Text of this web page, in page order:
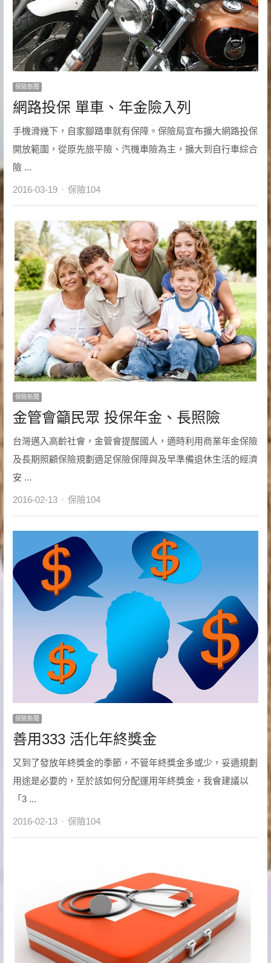
保險新聞
網路投保 單車、年金險入列
手機滑幾下，自家腳踏車就有保障。保險局宣布擴大網路投保
開放範圍，從原先旅平險、汽機車險為主，擴大到自行車綜合
險 ...
2016-03-19 Author
保險104
保險新聞
金管會籲民眾 投保年金、長照險
台灣邁入高齡社會，金管會提醒國人，適時利用商業年金保險
及長期照顧保險規劃適足保險保障與及早準備退休生活的經濟
安 ...
2016-02-13 Author
保險104
保險新聞
善用333 活化年終獎金
又到了發放年終獎金的季節，不管年終獎金多或少，妥適規劃
用途是必要的，至於該如何分配運用年終獎金，我會建議以
「3 ...
2016-02-13 Author
保險104